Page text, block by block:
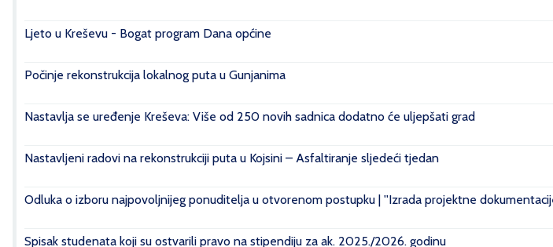
Ljeto u Kreševu - Bogat program Dana općine
Počinje rekonstrukcija lokalnog puta u Gunjanima
Nastavlja se uređenje Kreševa: Više od 250 novih sadnica dodatno će uljepšati grad
Nastavljeni radovi na rekonstrukciji puta u Kojsini – Asfaltiranje sljedeći tjedan
Odluka o izboru najpovoljnijeg ponuditelja u otvorenom postupku | ''Izrada projektne
Spisak studenata koji su ostvarili pravo na stipendiju za ak. 2025./2026. godinu